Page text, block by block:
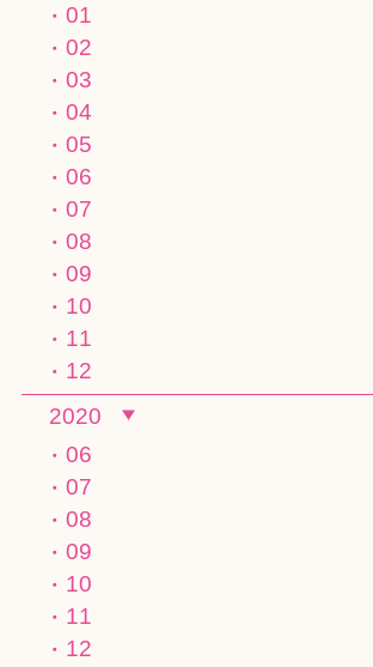
01
02
03
04
05
06
07
08
09
10
11
12
2020
06
07
08
09
10
11
12